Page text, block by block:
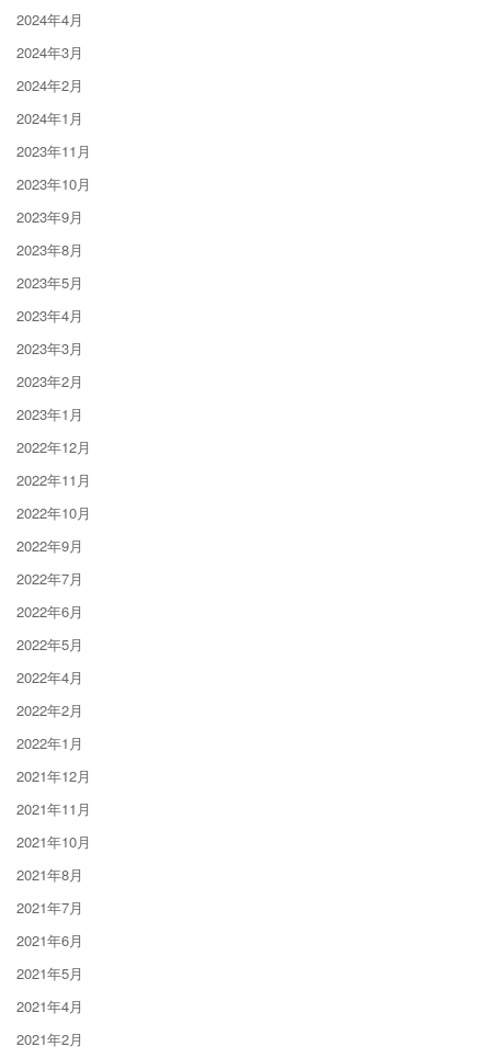
2024年4月
2024年3月
2024年2月
2024年1月
2023年11月
2023年10月
2023年9月
2023年8月
2023年5月
2023年4月
2023年3月
2023年2月
2023年1月
2022年12月
2022年11月
2022年10月
2022年9月
2022年7月
2022年6月
2022年5月
2022年4月
2022年2月
2022年1月
2021年12月
2021年11月
2021年10月
2021年8月
2021年7月
2021年6月
2021年5月
2021年4月
2021年2月